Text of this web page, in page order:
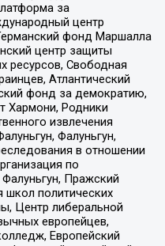
за
центр
фонд Маршалла
центр защиты
ресурсов, Свободная
Атлантический
фонд за демократию,
Хармони, Родники
извлечения
Фалуньгун,
в отношении
по
Пражский
школ политических
Центр либеральной
европейцев,
Европейский